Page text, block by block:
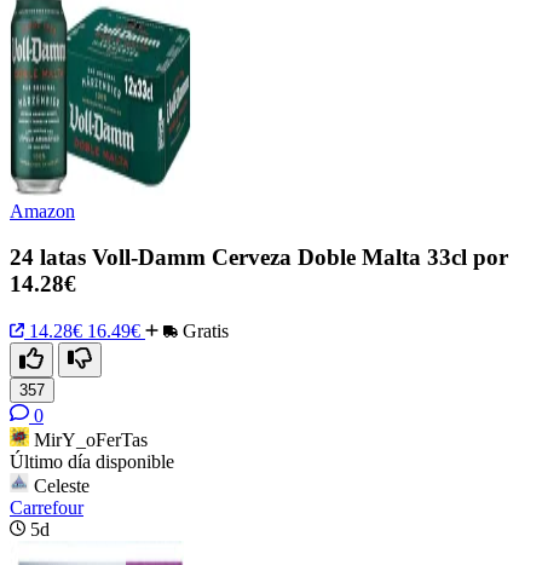
Amazon
24 latas Voll-Damm Cerveza Doble Malta 33cl por
14.28€
14.28€ 16.49€ Gratis
357
0
MirY_oFerTas
Último día disponible
Celeste
Carrefour
5d